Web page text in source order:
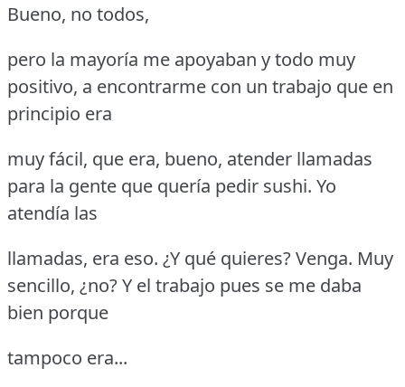
Bueno, no todos,
pero la mayoría me apoyaban y todo muy
positivo, a encontrarme con un trabajo que en
principio era
muy fácil, que era, bueno, atender llamadas
para la gente que quería pedir sushi. Yo
atendía las
llamadas, era eso. ¿Y qué quieres?Venga. Muy
sencillo, ¿no?Y el trabajo pues se me daba
bien porque
tampoco era...